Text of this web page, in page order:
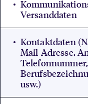
Versanddaten
Kontaktdaten
Mail-Adresse,
Telefonnummer,
usw.)